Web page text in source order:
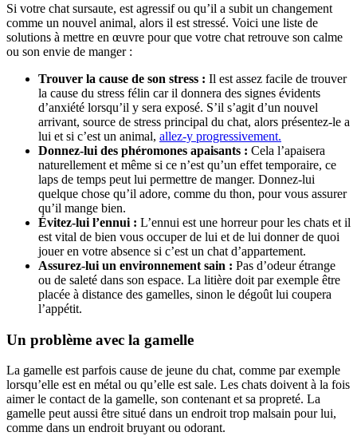
Si votre chat sursaute, est agressif ou qu’il a subit un changement
comme un nouvel animal, alors il est stressé. Voici une liste de
solutions à mettre en œuvre pour que votre chat retrouve son calme
ou son envie de manger :
Trouver la cause de son stress : Il est assez facile de trouver
la cause du stress félin car il donnera des signes évidents
d’anxiété lorsqu’il y sera exposé. S’il s’agit d’un nouvel
arrivant, source de stress principal du chat, alors présentez-le a
lui et si c’est un animal, allez-y progressivement.
Donnez-lui des phéromones apaisants : Cela l’apaisera
naturellement et même si ce n’est qu’un effet temporaire, ce
laps de temps peut lui permettre de manger. Donnez-lui
quelque chose qu’il adore, comme du thon, pour vous assurer
qu’il mange bien.
Évitez-lui l’ennui : L’ennui est une horreur pour les chats et il
est vital de bien vous occuper de lui et de lui donner de quoi
jouer en votre absence si c’est un chat d’appartement.
Assurez-lui un environnement sain : Pas d’odeur étrange
ou de saleté dans son espace. La litière doit par exemple être
placée à distance des gamelles, sinon le dégoût lui coupera
l’appétit.
Un problème avec la gamelle
La gamelle est parfois cause de jeune du chat, comme par exemple
lorsqu’elle est en métal ou qu’elle est sale. Les chats doivent à la fois
aimer le contact de la gamelle, son contenant et sa propreté. La
gamelle peut aussi être situé dans un endroit trop malsain pour lui,
comme dans un endroit bruyant ou odorant.